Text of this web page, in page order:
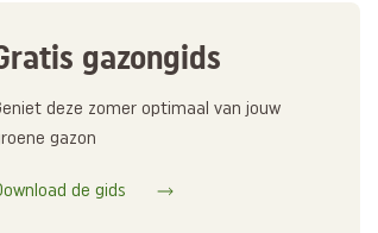
gazongids
deze zomer optimaal van jouw
gazon
de gids